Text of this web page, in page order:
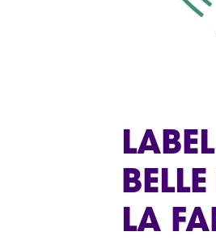
LA